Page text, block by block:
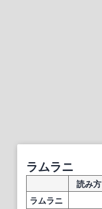
ラムラニ
読み方
ラムラニ